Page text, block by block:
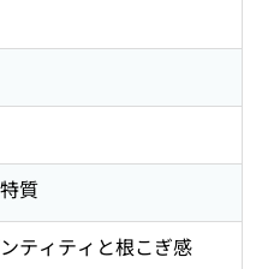
質
ティティと根こぎ感